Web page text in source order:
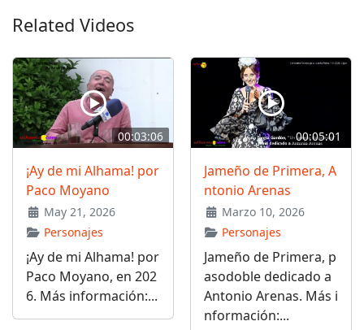
Related Videos
00:03:06
¡Ay de mi Alhama! por
Paco Moyano
May 21, 2026
Personajes
¡Ay de mi Alhama! por
Paco Moyano, en 202
6. Más información:...
00:05:01
Jameño de Primera, A
ntonio Arenas
Marzo 10, 2026
Personajes
Jameño de Primera, p
asodoble dedicado a
Antonio Arenas. Más i
nformación:...